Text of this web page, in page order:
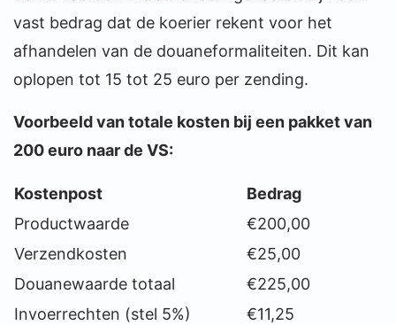
vast bedrag dat de koerier rekent voor het
afhandelen van de douaneformaliteiten. Dit kan
oplopen tot 15 tot 25 euro per zending.
Voorbeeld van totale kosten bij een pakket van
200 euro naar de VS:
Kostenpost
Bedrag
Productwaarde
€200,00
Verzendkosten
€25,00
Douanewaarde totaal
€225,00
Invoerrechten (stel 5%)
€11,25